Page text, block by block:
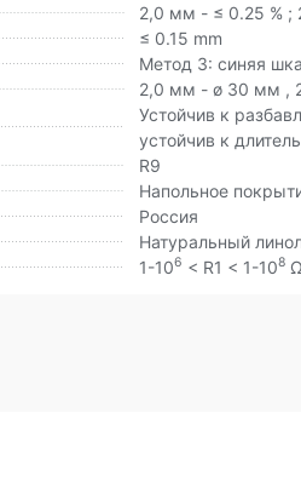
2,0 мм - ≤ 0.25 % ;
≤ 0.15 mm
Метод 3: синяя
2,0 мм - ø 30 мм ,
Устойчив к
устойчив к
R9
Напольное
Россия
Натуральный
1-106 < R1 < 1-108